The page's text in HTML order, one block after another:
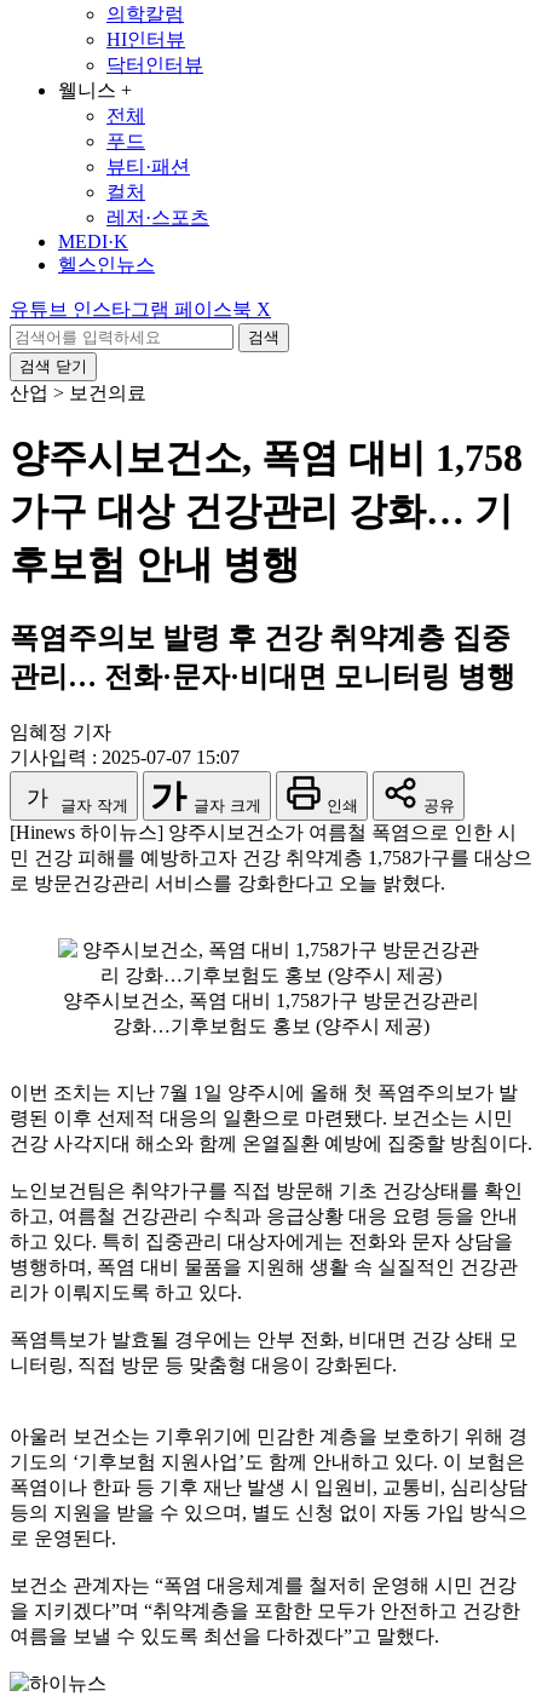
의학칼럼
HI인터뷰
닥터인터뷰
웰니스 +
전체
푸드
뷰티·패션
컬처
레저·스포츠
MEDI·K
헬스인뉴스
유튜브 인스타그램 페이스북 X
검색
검색 닫기
산업 > 보건의료
양주시보건소, 폭염 대비 1,758
가구 대상 건강관리 강화… 기
후보험 안내 병행
폭염주의보 발령 후 건강 취약계층 집중
관리… 전화·문자·비대면 모니터링 병행
임혜정 기자
기사입력 : 2025-07-07 15:07
가 글자 작게 가 글자 크게 인쇄 공유
[Hinews 하이뉴스] 양주시보건소가 여름철 폭염으로 인한 시
민 건강 피해를 예방하고자 건강 취약계층 1,758가구를 대상으
로 방문건강관리 서비스를 강화한다고 오늘 밝혔다.
양주시보건소, 폭염 대비 1,758가구 방문건강관리
강화…기후보험도 홍보 (양주시 제공)
이번 조치는 지난 7월 1일 양주시에 올해 첫 폭염주의보가 발
령된 이후 선제적 대응의 일환으로 마련됐다. 보건소는 시민
건강 사각지대 해소와 함께 온열질환 예방에 집중할 방침이다.
노인보건팀은 취약가구를 직접 방문해 기초 건강상태를 확인
하고, 여름철 건강관리 수칙과 응급상황 대응 요령 등을 안내
하고 있다. 특히 집중관리 대상자에게는 전화와 문자 상담을
병행하며, 폭염 대비 물품을 지원해 생활 속 실질적인 건강관
리가 이뤄지도록 하고 있다.
폭염특보가 발효될 경우에는 안부 전화, 비대면 건강 상태 모
니터링, 직접 방문 등 맞춤형 대응이 강화된다.
아울러 보건소는 기후위기에 민감한 계층을 보호하기 위해 경
기도의 ‘기후보험 지원사업’도 함께 안내하고 있다. 이 보험은
폭염이나 한파 등 기후 재난 발생 시 입원비, 교통비, 심리상담
등의 지원을 받을 수 있으며, 별도 신청 없이 자동 가입 방식으
로 운영된다.
보건소 관계자는 “폭염 대응체계를 철저히 운영해 시민 건강
을 지키겠다”며 “취약계층을 포함한 모두가 안전하고 건강한
여름을 보낼 수 있도록 최선을 다하겠다”고 말했다.